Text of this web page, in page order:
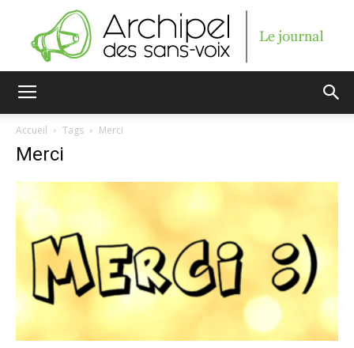
sans-
Accueil Tags Merci
Merci